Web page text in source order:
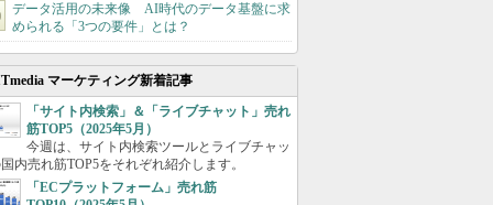
データ活用の未来像 AI時代のデータ基盤に求
められる「3つの要件」とは？
マーケティング新着記事
「サイト内検索」＆「ライブチャット」売れ
筋TOP5（2025年5月）
今週は、サイト内検索ツールとライブチャッ
内売れ筋TOP5をそれぞれ紹介します。
「ECプラットフォーム」売れ筋